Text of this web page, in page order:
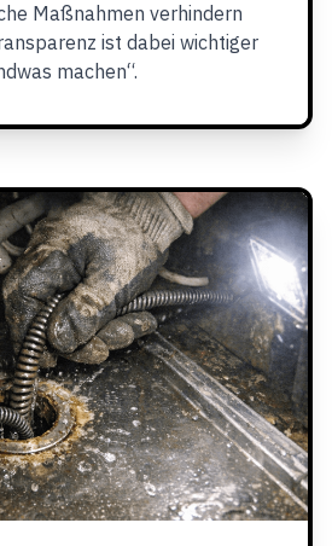
Maßnahmen verhindern
ist dabei wichtiger
machen“.